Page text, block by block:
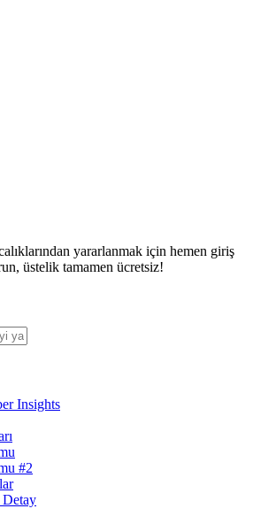
yararlanmak için hemen giriş
üstelik tamamen ücretsiz!
Insights
#2